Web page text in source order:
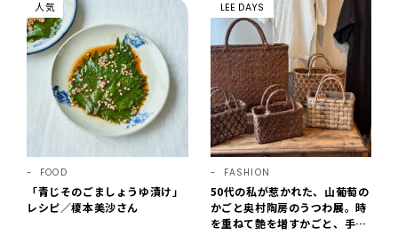
人気
FOOD
「青じそのごましょうゆ漬け」
レシピ／榎本美沙さん
LEE DAYS
FASHION
50代の私が惹かれた、山葡萄の
かごと奥村陶房のうつわ展。時
を重ねて艶を増すかごと、手仕